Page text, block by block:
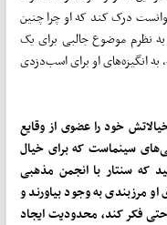
درک کند که او چرا چنین
نظرم موضوع جالبی برای یک
به انگیزه‌های او برای اسب‌دزدی
خود را عضوی از وقایع
سینماست که برای خیال
سنتار با انجمن مذهبی
مرزبندی به وجود بیاورند و
فکر کند، محدودیت ایجاد